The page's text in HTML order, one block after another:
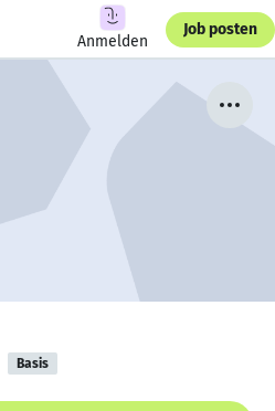
Anmelden
Job posten
Basis